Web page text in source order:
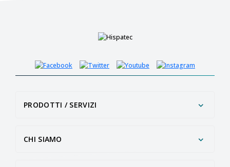
PRODOTTI / SERVIZI
CHI SIAMO